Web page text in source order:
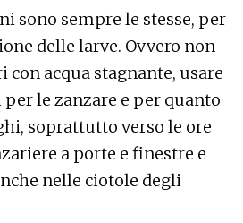
sono sempre le stesse, per
delle larve. Ovvero non
acqua stagnante, usare
le zanzare e per quanto
soprattutto verso le ore
a porte e finestre e
nelle ciotole degli